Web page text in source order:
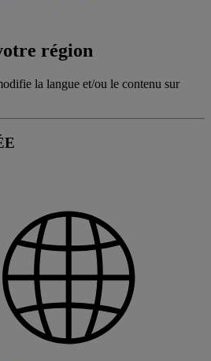
région
la langue et/ou le contenu sur